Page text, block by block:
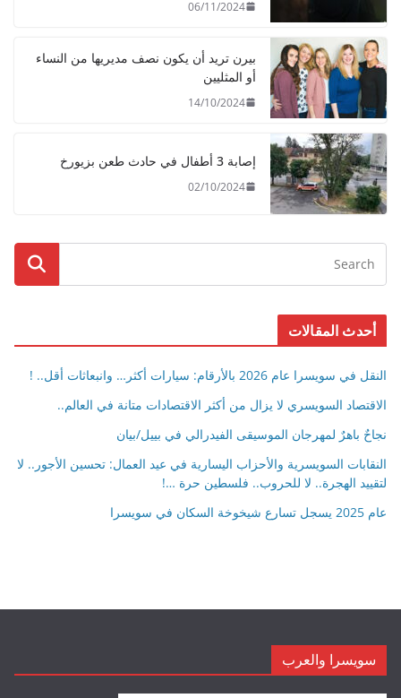
06/11/2024
بيرن تريد أن يكون نصف مديريها من النساء
أو المثليين
14/10/2024
إصابة 3 أطفال في حادث طعن بزيورخ
02/10/2024
أحدث المقالات
النقل في سويسرا عام 2026 بالأرقام: سيارات أكثر… وانبعاثات أقل.. !
الاقتصاد السويسري لا يزال من أكثر الاقتصادات متانة في العالم..
نجاحٌ باهرٌ لمهرجان الموسيقى الفيدرالي في بييل/بيان
النقابات السويسرية والأحزاب اليسارية في عيد العمال: تحسين الأجور.. لا
لتقييد الهجرة.. لا للحروب.. فلسطين حرة …!
عام 2025 يسجل تسارع شيخوخة السكان في سويسرا
سويسرا والعرب